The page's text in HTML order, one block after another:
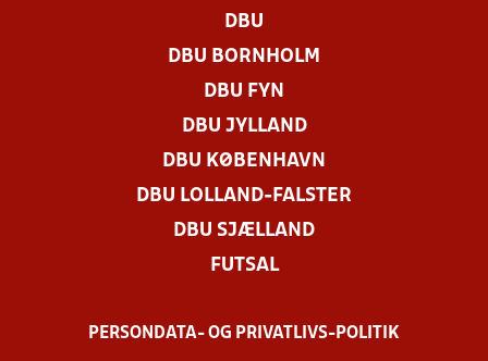
DBU
DBU BORNHOLM
DBU FYN
DBU JYLLAND
DBU KØBENHAVN
DBU LOLLAND-FALSTER
DBU SJÆLLAND
FUTSAL
PERSONDATA- OG PRIVATLIVS-POLITIK